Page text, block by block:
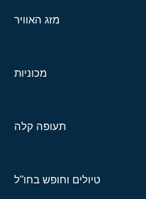
מזג האוויר
מכוניות
תעופה קלה
טיולים וחופש בחו"ל